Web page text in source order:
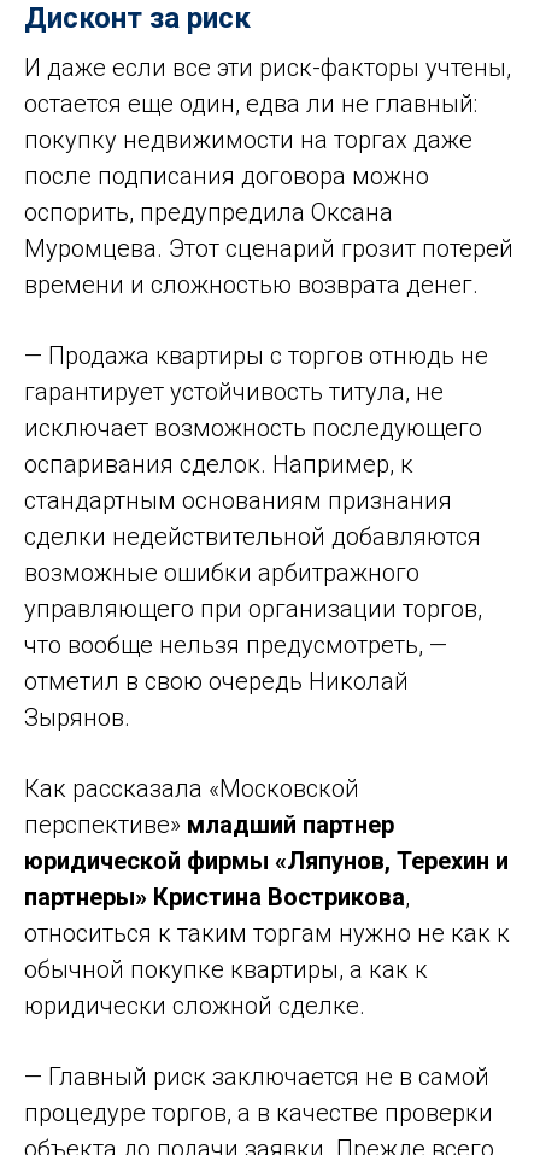
Дисконт за риск
И даже если все эти риск-факторы учтены,
остается еще один, едва ли не главный:
покупку недвижимости на торгах даже
после подписания договора можно
оспорить, предупредила Оксана
Муромцева. Этот сценарий грозит потерей
времени и сложностью возврата денег.
— Продажа квартиры с торгов отнюдь не
гарантирует устойчивость титула, не
исключает возможность последующего
оспаривания сделок. Например, к
стандартным основаниям признания
сделки недействительной добавляются
возможные ошибки арбитражного
управляющего при организации торгов,
что вообще нельзя предусмотреть, —
отметил в свою очередь Николай
Зырянов.
Как рассказала «Московской
перспективе» младший партнер
юридической фирмы «Ляпунов, Терехин и
партнеры» Кристина Вострикова,
относиться к таким торгам нужно не как к
обычной покупке квартиры, а как к
юридически сложной сделке.
— Главный риск заключается не в самой
процедуре торгов, а в качестве проверки
объекта до подачи заявки. Прежде всего,